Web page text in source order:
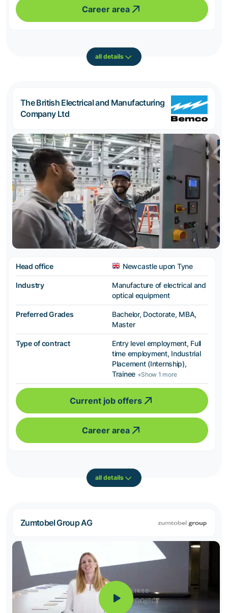
Career area
all details
The British Electrical and Manufacturing
Company Ltd
Head office Newcastle upon Tyne
Industry
Manufacture of electrical and
optical equipment
Preferred Grades
Bachelor, Doctorate, MBA,
Master
Type of contract
Entry level employment, Full
time employment, Industrial
Placement (Internship),
Trainee +Show 1 more
Current job offers
Career area
all details
Zumtobel Group AG